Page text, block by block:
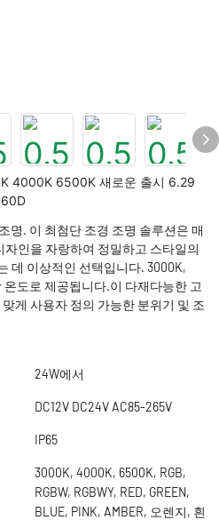
4000K 6500K 새로운 출시 6.29
명. 이 최첨단 조경 조명 솔루션은 매
자인을 자랑하여 정밀하고 스타일의
데 이상적인 선택입니다. 3000K,
도로 제공됩니다.이 다재다능한 고
게 사용자 정의 가능한 분위기 및 조
24W에서
DC12V DC24V AC85-265V
IP65
3000K, 4000K, 6500K, RGB,
RGBW, RGBWY, RED, GREEN,
BLUE, PINK, AMBER, 오렌지, 흰